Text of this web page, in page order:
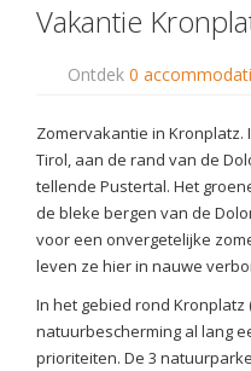
Vakantie
Ontdek 0
Zomervakantie in
Tirol, aan de rand van de
tellende Pustertal. Het
de bleke bergen van de
voor een onvergetelijke
leven ze hier in nauwe
In het gebied rond Kronplatz
natuurbescherming al lang
prioriteiten. De 3